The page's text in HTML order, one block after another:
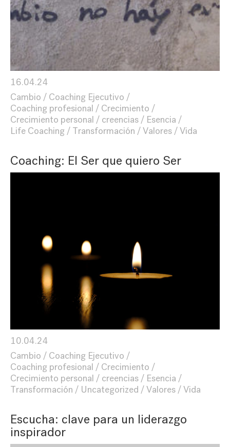
16.04.24
Cambio
Coaching Ejecutivo
Coaching profesional
Crecimiento
Crecimiento personal
creencias
Esencia
Life Coaching
Transformación Valores Vida
Coaching: El Ser que quiero Ser
10.04.24
Cambio
Coaching Ejecutivo
Coaching profesional
Crecimiento
Crecimiento personal
creencias
Esencia
Transformación
Uncategorized Valores Vida
Escucha: clave para un liderazgo
inspirador